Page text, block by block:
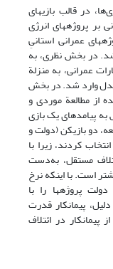
در قالب بازی‏های
بر پروژه‏های انرژی
عمرانی استانیِ
1389 و 1390 انتخاب شد. در بخش نظری، به
عمرانی، به منزلة
مدل وارد شد. در بخش
از مطالعة موردی و
پیامدهای یک بازی
دو بازیکن (دولت و
کردند، زیرا با
مستقل، به‌دست
است. با اینکه نرخ
پروژه‏ها را با
پیمانکار قدرت
در ائتلاف